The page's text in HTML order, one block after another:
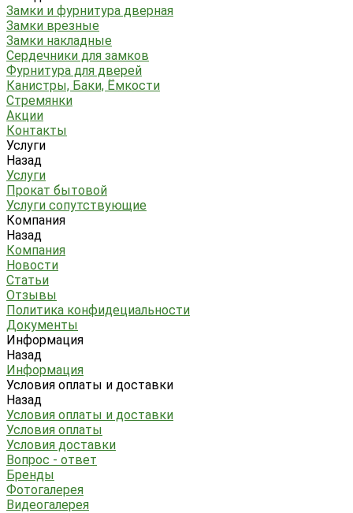
Замки и фурнитура дверная
Замки врезные
Замки накладные
Сердечники для замков
Фурнитура для дверей
Канистры, Баки, Ёмкости
Стремянки
Акции
Контакты
Услуги
Назад
Услуги
Прокат бытовой
Услуги сопутствующие
Компания
Назад
Компания
Новости
Статьи
Отзывы
Политика конфидециальности
Документы
Информация
Назад
Информация
Условия оплаты и доставки
Назад
Условия оплаты и доставки
Условия оплаты
Условия доставки
Вопрос - ответ
Бренды
Фотогалерея
Видеогалерея